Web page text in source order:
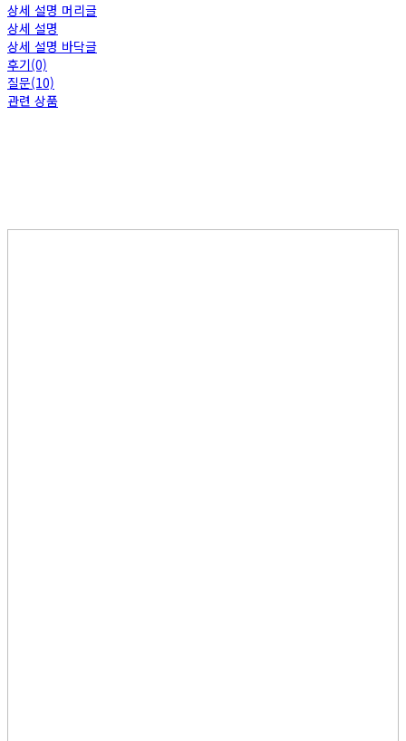
상세 설명 머리글
상세 설명
상세 설명 바닥글
후기(0)
질문(10)
관련 상품